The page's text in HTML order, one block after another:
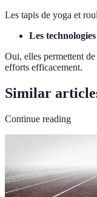
Les tapis de yoga et
Les
Oui, elles permettent
efforts efficacement.
Similar
Continue reading